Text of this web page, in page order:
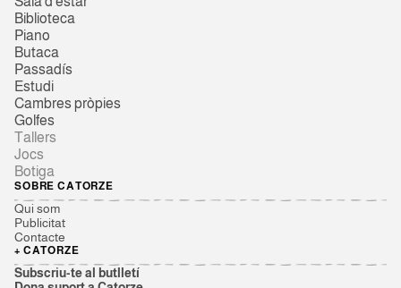
Biblioteca
Piano
Butaca
Passadís
Estudi
Cambres pròpies
Golfes
Tallers
Jocs
Botiga
SOBRE CATORZE
Qui som
Publicitat
Contacte
+ CATORZE
Subscriu-te al butlletí